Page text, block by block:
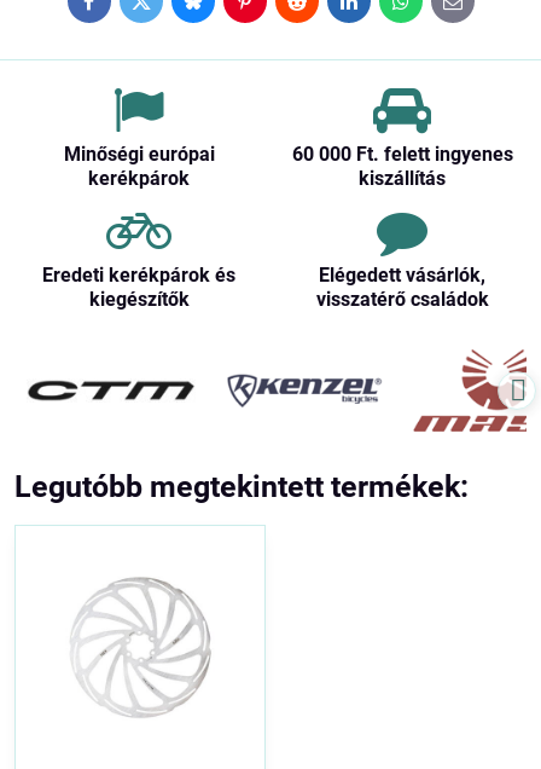
FacebookTwitterBlueskyPinterestRedditLinkedInWhatsApp
E-
mail
Minőségi európai
kerékpárok
60 000 Ft​. felett ingyenes
kiszállítás
Eredeti kerékpárok és
kiegészítők
Elégedett vásárlók,
visszatérő családok
Legutóbb megtekintett termékek: